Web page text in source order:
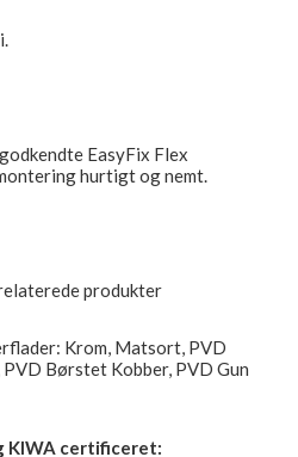
EasyFix Flex
hurtigt og nemt.
produkter
Krom, Matsort, PVD
Børstet Kobber, PVD Gun
KIWA certificeret: